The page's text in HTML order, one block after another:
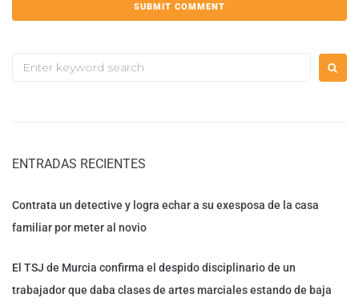
ENTRADAS RECIENTES
Contrata un detective y logra echar a su exesposa de la casa
familiar por meter al novio
El TSJ de Murcia confirma el despido disciplinario de un
trabajador que daba clases de artes marciales estando de baja